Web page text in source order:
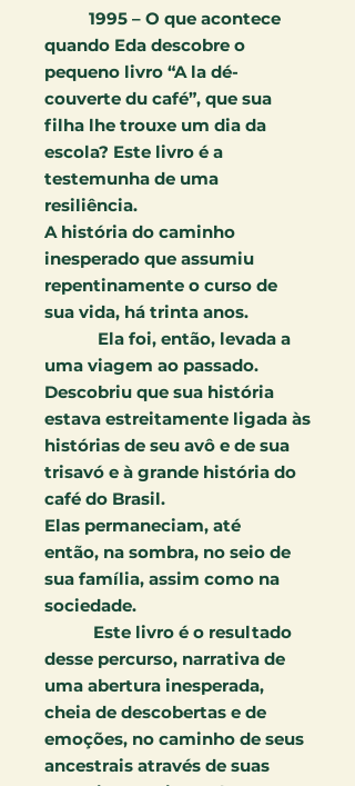
1995 – O que acontece
quando Eda descobre o
pequeno livro “A la dé-
couverte du café”, que sua
filha lhe trouxe um dia da
escola? Este livro é a
testemunha de uma
resiliência.
A história do caminho
inesperado que assumiu
repentinamente o curso de
sua vida, há trinta anos.
Ela foi, então, levada a
uma viagem ao passado.
Descobriu que sua história
estava estreitamente ligada às
histórias de seu avô e de sua
trisavó e à grande história do
café do Brasil.
Elas permaneciam, até
então, na sombra, no seio de
sua família, assim como na
sociedade.
Este livro é o resultado
desse percurso, narrativa de
uma abertura inesperada,
cheia de descobertas e de
emoções, no caminho de seus
ancestrais através de suas